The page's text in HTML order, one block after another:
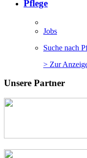
Pflege
Jobs
Suche nach
> Zur
Unsere Partner